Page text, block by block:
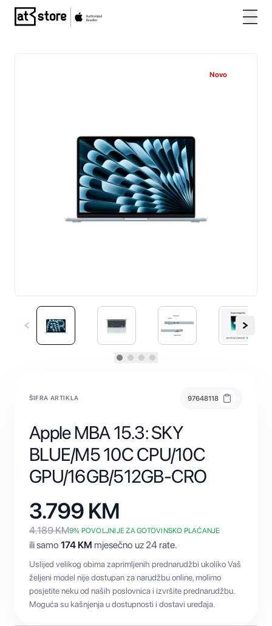
Posjetite početnu stranicu AT Store
Novo
ŠIFRA ARTIKLA 97648118
Apple MBA 15.3: SKY
BLUE/M5 10C CPU/10C
GPU/16GB/512GB-CRO
3.799 KM
4.189KM9% POVOLJNIJE ZA GOTOVINSKO PLAĆANJE
ili samo 174 KM mjesečno uz 24 rate.
Uslijed velikog obima zaprimljenih prednarudžbi ukoliko Vaš
željeni model nije dostupan za narudžbu online, molimo
posjetite neku od naših poslovnica i izvršite prednarudžbu.
Moguća su kašnjenja u dostupnosti i dostavi uređaja.